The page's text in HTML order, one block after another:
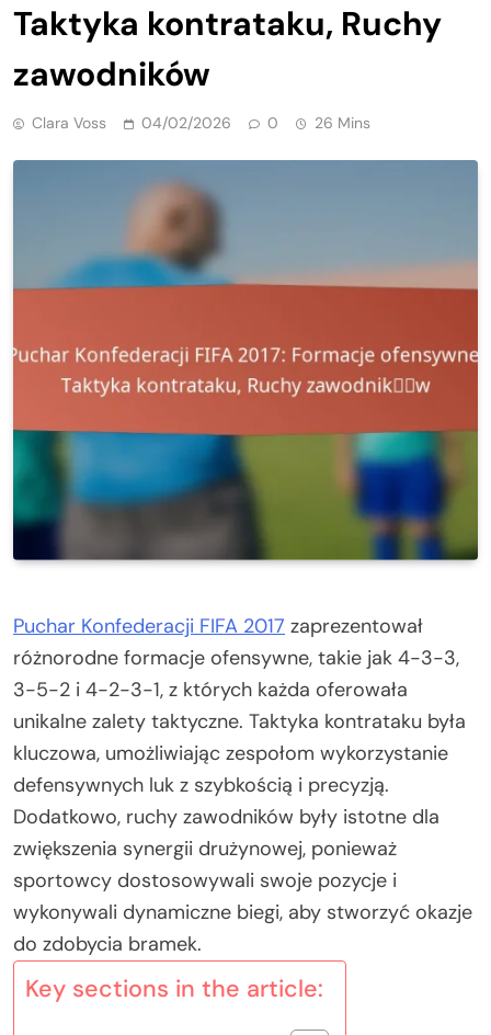
Taktyka kontrataku, Ruchy
zawodników
Clara Voss 04/02/2026 0 26 Mins
Puchar Konfederacji FIFA 2017 zaprezentował
różnorodne formacje ofensywne, takie jak 4-3-3,
3-5-2 i 4-2-3-1, z których każda oferowała
unikalne zalety taktyczne. Taktyka kontrataku była
kluczowa, umożliwiając zespołom wykorzystanie
defensywnych luk z szybkością i precyzją.
Dodatkowo, ruchy zawodników były istotne dla
zwiększenia synergii drużynowej, ponieważ
sportowcy dostosowywali swoje pozycje i
wykonywali dynamiczne biegi, aby stworzyć okazje
do zdobycia bramek.
Key sections in the article: